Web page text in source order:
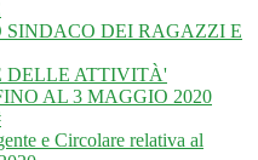
SINDACO DEI RAGAZZI E
DELLE ATTIVITÀ'
AL 3 MAGGIO 2020
e Circolare relativa al